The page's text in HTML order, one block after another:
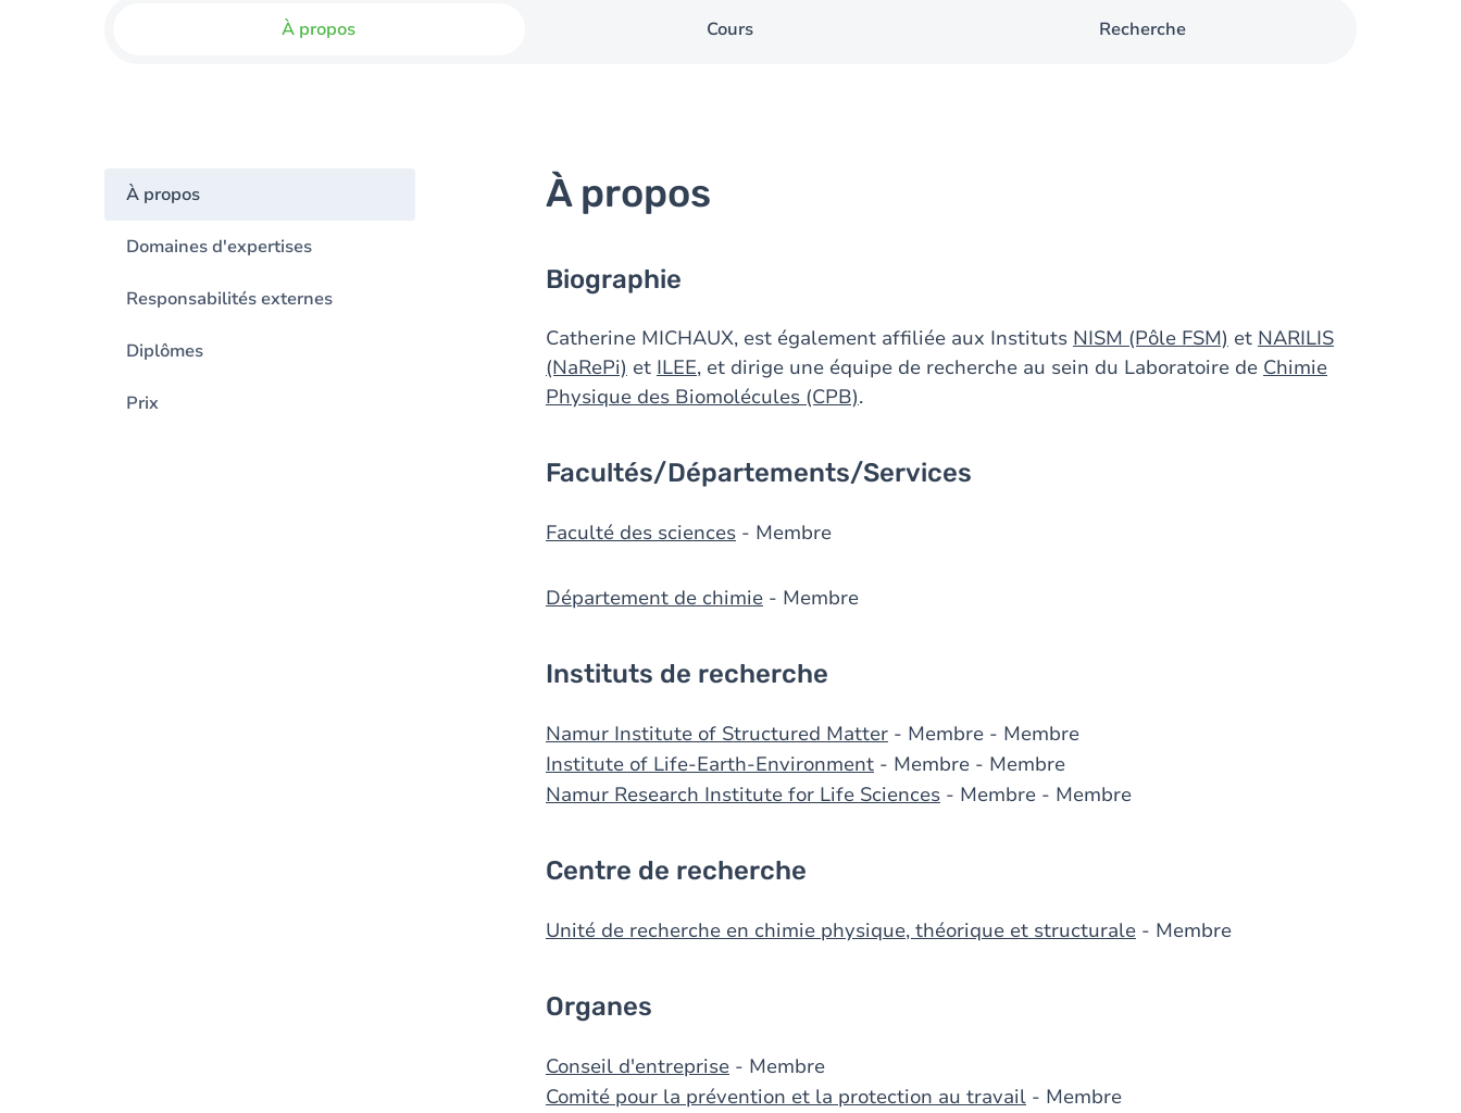
À propos Cours Recherche
À propos
Domaines d'expertises
Responsabilités externes
Diplômes
Prix
À propos
Biographie
Catherine MICHAUX, est également affiliée aux Instituts NISM (Pôle FSM) et NARILIS
(NaRePi) et ILEE, et dirige une équipe de recherche au sein du Laboratoire de Chimie
Physique des Biomolécules (CPB).
Facultés/Départements/Services
Faculté des sciences - Membre
Département de chimie - Membre
Instituts de recherche
Namur Institute of Structured Matter - Membre - Membre
Institute of Life-Earth-Environment - Membre - Membre
Namur Research Institute for Life Sciences - Membre - Membre
Centre de recherche
Unité de recherche en chimie physique, théorique et structurale - Membre
Organes
Conseil d'entreprise - Membre
Comité pour la prévention et la protection au travail - Membre